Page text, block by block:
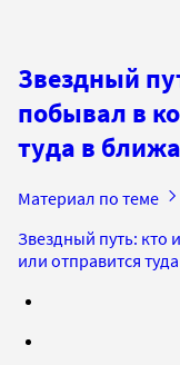
Звездный
побывал в
туда в
Материал по теме
Звездный путь: кто
или отправится